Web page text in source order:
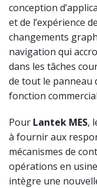
conception
et de l’expérience
changements
navigation qui
dans les tâches
de tout le panneau
fonction
Pour Lantek MES,
à fournir aux
mécanismes de
opérations en
intègre une